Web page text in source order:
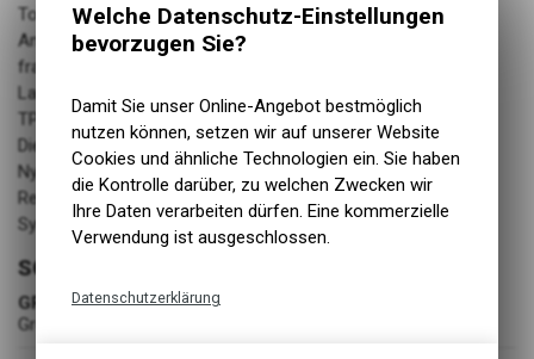
Tongue Gussets shield moisture, dirt and pebbles
Ankle Shield protects your inner ankle from the gears & bike
frame
Lace Pocket on top of the tongue
TPU molded Pedal Shank 2 in the midsole
Die Cut EVA foam midsole
Nylon pull loop on heel
Reflective heel panel for safety
Synthetic Nubuck
SCHUHE
GRÖSSE
Grösse 41
Welche Datenschutz-Einstellungen
bevorzugen Sie?
Damit Sie unser Online-Angebot bestmöglich
nutzen können, setzen wir auf unserer Website
Cookies und ähnliche Technologien ein. Sie haben
die Kontrolle darüber, zu welchen Zwecken wir
Ihre Daten verarbeiten dürfen. Eine kommerzielle
Verwendung ist ausgeschlossen.
Datenschutzerklärung